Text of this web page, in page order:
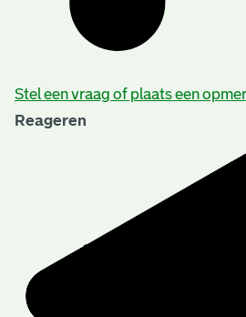
Stel een vraag of plaats een
Reageren